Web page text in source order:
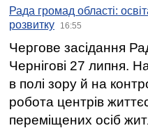
Рада громад області:
розвитку
16:55
Чергове засідання
Чернігові 27 липня.
в полі зору й на
робота центрів
переміщених осіб